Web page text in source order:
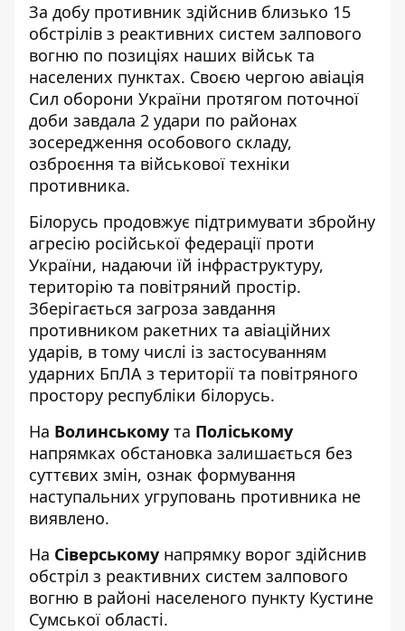
За добу противник здійснив близько 15
обстрілів з реактивних систем залпового
вогню по позиціях наших військ та
населених пунктах. Своєю чергою авіація
Сил оборони України протягом поточної
доби завдала 2 удари по районах
зосередження особового складу,
озброєння та військової техніки
противника.
Білорусь продовжує підтримувати збройну
агресію російської федерації проти
України, надаючи їй інфраструктуру,
територію та повітряний простір.
Зберігається загроза завдання
противником ракетних та авіаційних
ударів, в тому числі із застосуванням
ударних БпЛА з території та повітряного
простору республіки білорусь.
На Волинському та Поліському
напрямках обстановка залишається без
суттєвих змін, ознак формування
наступальних угруповань противника не
виявлено.
На Сіверському напрямку ворог здійснив
обстріл з реактивних систем залпового
вогню в районі населеного пункту Кустине
Сумської області.